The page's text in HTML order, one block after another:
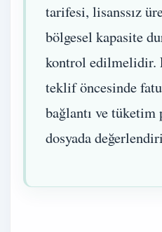
tarifesi, lisanssız
bölgesel kapasite
kontrol edilmelidir.
teklif öncesinde
bağlantı ve
dosyada